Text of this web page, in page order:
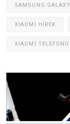
SAMSUNG
XIAOMI HÍREK
XIAOMI